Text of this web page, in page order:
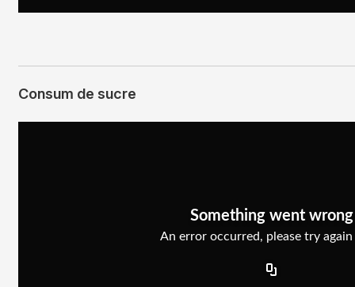
Consum de sucre